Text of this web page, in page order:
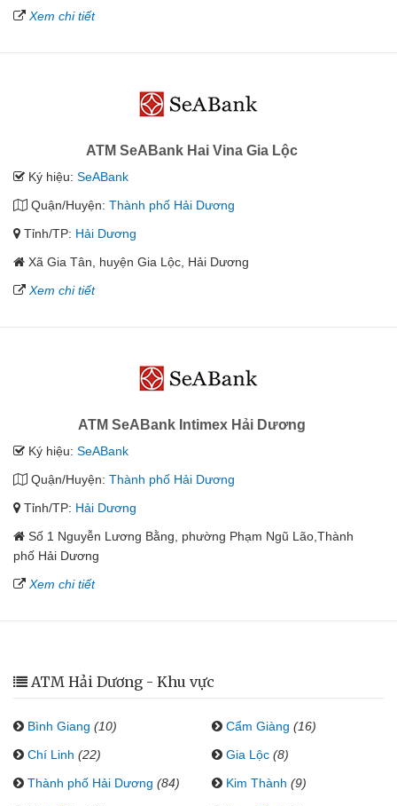
Xem chi tiết
ATM SeABank Hai Vina Gia Lộc
Ký hiệu: SeABank
Quận/Huyện: Thành phố Hải Dương
Tỉnh/TP: Hải Dương
Xã Gia Tân, huyện Gia Lộc, Hải Dương
Xem chi tiết
ATM SeABank Intimex Hải Dương
Ký hiệu: SeABank
Quận/Huyện: Thành phố Hải Dương
Tỉnh/TP: Hải Dương
Số 1 Nguyễn Lương Bằng, phường Phạm Ngũ Lão,Thành
phố Hải Dương
Xem chi tiết
ATM Hải Dương - Khu vực
Bình Giang (10) Cẩm Giàng (16)
Chí Linh (22) Gia Lộc (8)
Thành phố Hải Dương (84) Kim Thành (9)